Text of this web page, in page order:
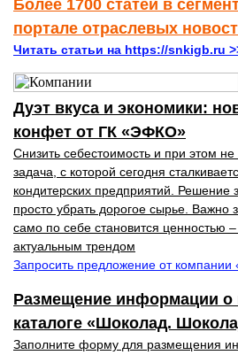
Более 1700 статей в
портале отраслевых
Читать статьи на https://snkigb.ru
Дуэт вкуса и экономики:
конфет от ГК «ЭФКО»
Снизить себестоимость и при этом не
задача, с которой сегодня
кондитерских предприятий. Решение
просто убрать дорогое сырье. Важно
само по себе становится ценностью –
актуальным трендом
Запросить предложение от
Размещение информации о
каталоге «Шоколад.
Заполните форму для размещения